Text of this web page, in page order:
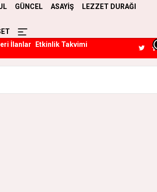
GÜNCEL ASAYİŞ LEZZET DURAĞI
İlanlar
Etkinlik Takvimi